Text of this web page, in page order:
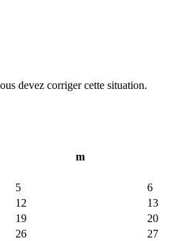
devez corriger cette situation.
m
5 6
12 13
19 20
26 27